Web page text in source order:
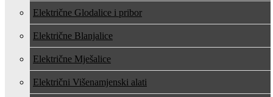
Električne Glodalice i pribor
Električne Blanjalice
Električne Mješalice
Električni Višenamjenski alati